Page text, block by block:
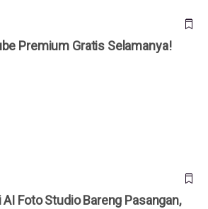
Premium Gratis Selamanya!
Foto Studio Bareng Pasangan,